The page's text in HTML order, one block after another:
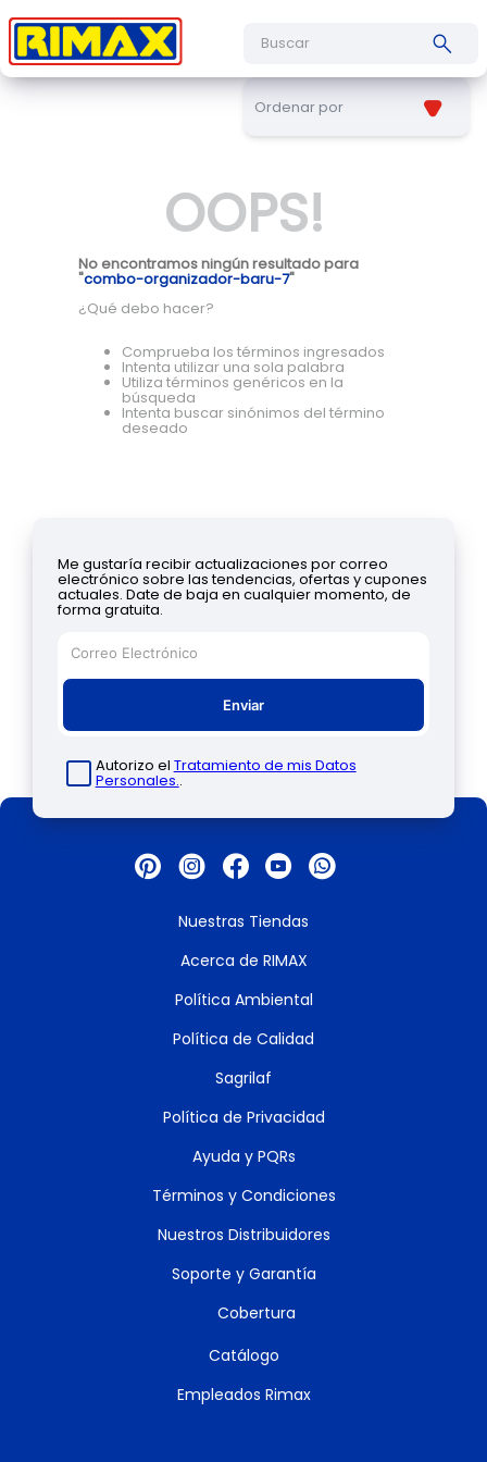
Ordenar por
OOPS!
No encontramos ningún resultado para
"combo-organizador-baru-7"
¿Qué debo hacer?
Comprueba los términos ingresados
Intenta utilizar una sola palabra
Utiliza términos genéricos en la
búsqueda
Intenta buscar sinónimos del término
deseado
Me gustaría recibir actualizaciones por correo
electrónico sobre las tendencias, ofertas y cupones
actuales. Date de baja en cualquier momento, de
forma gratuita.
Enviar
Autorizo el Tratamiento de mis Datos
Personales..
Nuestras Tiendas
Acerca de RIMAX
Política Ambiental
Política de Calidad
Sagrilaf
Política de Privacidad
Ayuda y PQRs
Términos y Condiciones
Nuestros Distribuidores
Soporte y Garantía
Cobertura
Catálogo
Empleados Rimax